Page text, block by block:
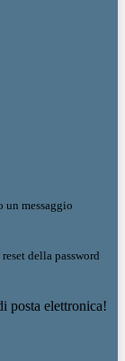
un messaggio
della password
posta elettronica!